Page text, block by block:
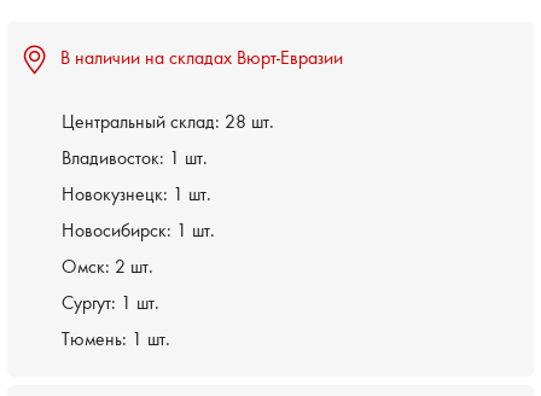
В наличии на складах Вюрт-Евразии
Центральный склад: 28 шт.
Владивосток:
1 шт.
Новокузнецк:
1 шт.
Новосибирск:
1 шт.
Омск: 2 шт.
Сургут:
1 шт.
Тюмень:
1 шт.